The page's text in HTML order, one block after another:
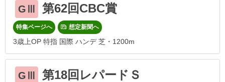
GⅢ 第62回CBC賞
特集ページへ 想定新聞へ
3歳上OP 特指 国際 ハンデ 芝・1200m
GⅢ 第18回レパードＳ